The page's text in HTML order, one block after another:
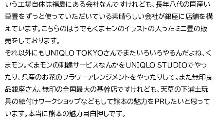
いう工場自体は福島にある会社なんですけれども、長年八代の国産い
草畳をずっと使っていただいている素晴らしい会社が銀座に店舗を構
えています。こちらのほうでもくまモンのイラストの入ったミニ畳の販
売をしております。
それ以外にもＵＮＩＱＬＯ ＴＯＫＹＯさんでまたいろいろやるんだよね、く
まモン。くまモンの刺繍サービスなんかをＵＮＩＱＬＯ ＳＴＵＤＩＯでやっ
たり、県産のお花のフラワーアレンジメントをやったりして。また無印良
品銀座さん、無印の全国最大の基幹店ですけれども、天草の下浦土玩
具の絵付けワークショップなどもして熊本の魅力をＰＲしたいと思って
います。本当に熊本の魅力目白押しです。